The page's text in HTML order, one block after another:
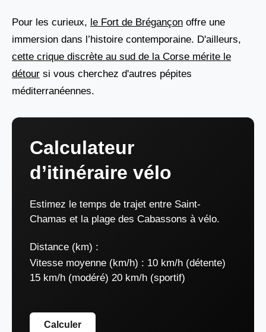
Pour les curieux, le Fort de Brégançon offre une
immersion dans l’histoire contemporaine. D'ailleurs,
cette crique discrète au sud de la Corse mérite le
détour si vous cherchez d'autres pépites
méditerranéennes.
Calculateur
d’itinéraire vélo
Estimez le temps de trajet entre Saint-
Chamas et la plage des Cabassons à vélo.
Distance (km) :
Vitesse moyenne (km/h) : 10 km/h (détente)
15 km/h (modéré) 20 km/h (sportif)
Calculer